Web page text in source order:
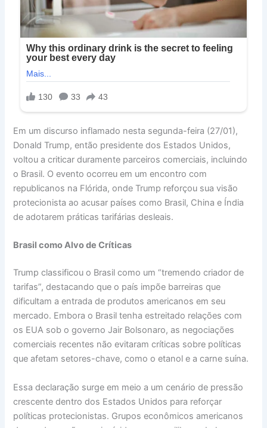
Em um discurso inflamado nesta segunda-feira (27/01),
Donald Trump, então presidente dos Estados Unidos,
voltou a criticar duramente parceiros comerciais, incluindo
o Brasil. O evento ocorreu em um encontro com
republicanos na Flórida, onde Trump reforçou sua visão
protecionista ao acusar países como Brasil, China e Índia
de adotarem práticas tarifárias desleais.
Brasil como Alvo de Críticas
Trump classificou o Brasil como um “tremendo criador de
tarifas”, destacando que o país impõe barreiras que
dificultam a entrada de produtos americanos em seu
mercado. Embora o Brasil tenha estreitado relações com
os EUA sob o governo Jair Bolsonaro, as negociações
comerciais recentes não evitaram críticas sobre políticas
que afetam setores-chave, como o etanol e a carne suína.
Essa declaração surge em meio a um cenário de pressão
crescente dentro dos Estados Unidos para reforçar
políticas protecionistas. Grupos econômicos americanos